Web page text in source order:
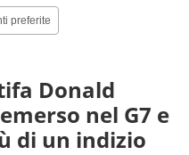
preferite
Donald
nel G7 e
di un indizio